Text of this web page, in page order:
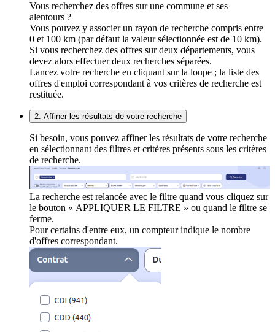
Vous recherchez des offres sur une commune et ses
alentours ?
Vous pouvez y associer un rayon de recherche compris entre
0 et 100 km (par défaut la valeur sélectionnée est de 10 km).
Si vous recherchez des offres sur deux départements, vous
devez alors effectuer deux recherches séparées.
Lancez votre recherche en cliquant sur la loupe ; la liste des
offres d'emploi correspondant à vos critères de recherche est
restituée.
2. Affiner les résultats de votre recherche
Si besoin, vous pouvez affiner les résultats de votre recherche
en sélectionnant des filtres et critères présents sous les critères
de recherche.
La recherche est relancée avec le filtre quand vous cliquez sur
le bouton « APPLIQUER LE FILTRE » ou quand le filtre se
ferme.
Pour certains d'entre eux, un compteur indique le nombre
d'offres correspondant.